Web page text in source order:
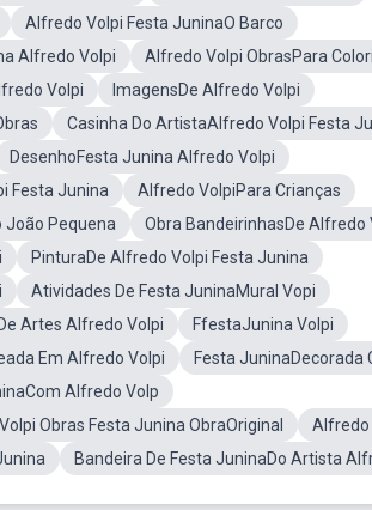
Alfredo Volpi Festa JuninaO Barco
Alfredo Volpi
Alfredo Volpi ObrasPara
Volpi
ImagensDe Alfredo Volpi
Casinha Do ArtistaAlfredo Volpi Festa
DesenhoFesta Junina Alfredo Volpi
Festa Junina
Alfredo VolpiPara Crianças
João Pequena
Obra BandeirinhasDe Alfredo
PinturaDe Alfredo Volpi Festa Junina
Atividades De Festa JuninaMural Vopi
Artes Alfredo Volpi
FfestaJunina Volpi
Em Alfredo Volpi
Festa JuninaDecorada
Alfredo Volp
Obras Festa Junina ObraOriginal
Alfredo
Bandeira De Festa JuninaDo Artista